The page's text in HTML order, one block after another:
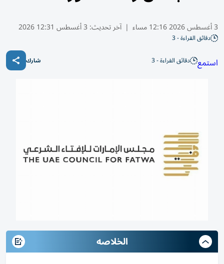
3 أغسطس 2026 12:16 مساء | آخر تحديث: 3 أغسطس 12:31 2026
دقائق القراءة - 3
استمع دقائق القراءة - 3 شارك
الخلاصه